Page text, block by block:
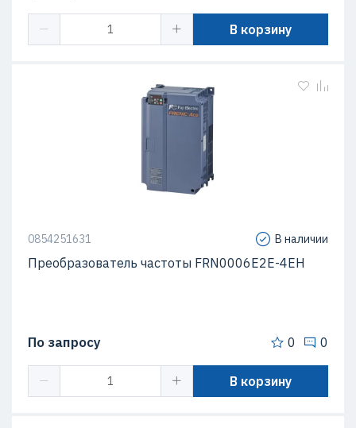
В корзину
0854251631 В наличии
Преобразователь частоты FRN0006E2E-4EH
По запросу 0 0
В корзину